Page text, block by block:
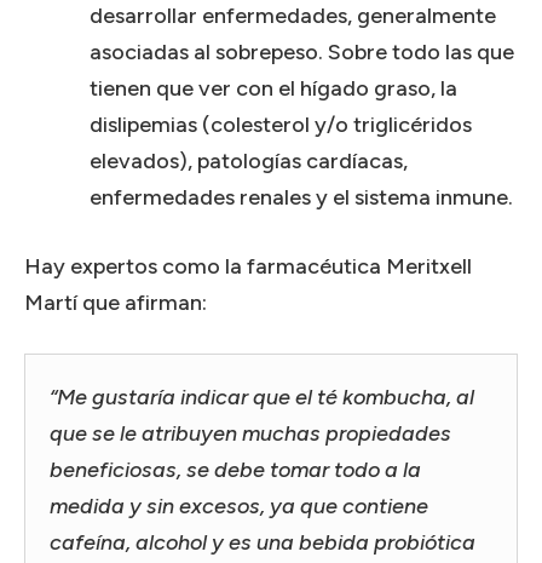
desarrollar enfermedades, generalmente
asociadas al sobrepeso. Sobre todo las que
tienen que ver con el hígado graso, la
dislipemias (colesterol y/o triglicéridos
elevados), patologías cardíacas,
enfermedades renales y el sistema inmune.
Hay expertos como la farmacéutica Meritxell
Martí que afirman:
“Me gustaría indicar que el té kombucha, al
que se le atribuyen muchas propiedades
beneficiosas, se debe tomar todo a la
medida y sin excesos, ya que contiene
cafeína, alcohol y es una bebida probiótica